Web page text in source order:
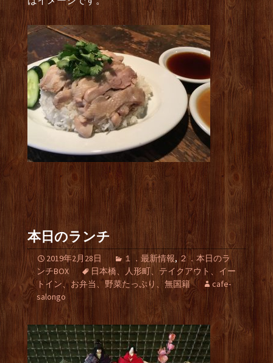
本日のランチ
2019年2月28日 １．最新情報, ２．本日のラ
ンチBOX
日本橋、人形町、テイクアウト、イー
トイン、お弁当、野菜たっぷり、無国籍
cafe-
salongo